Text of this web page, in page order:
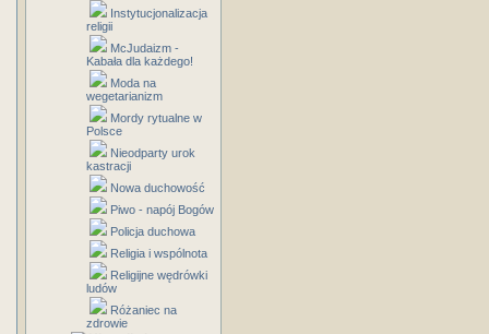
Instytucjonalizacja
religii
McJudaizm -
Kabała dla każdego!
Moda na
wegetarianizm
Mordy rytualne w
Polsce
Nieodparty urok
kastracji
Nowa duchowość
Piwo - napój Bogów
Policja duchowa
Religia i wspólnota
Religijne wędrówki
ludów
Różaniec na
zdrowie